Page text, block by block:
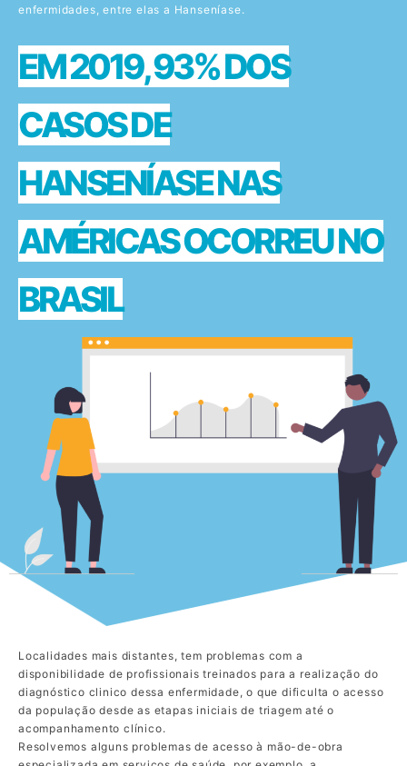
enfermidades, entre elas a Hanseníase.
EM 2019, 93% DOS
CASOS DE
HANSENÍASENAS
AMÉRICAS OCORREU NO
BRASIL
Localidades mais distantes, tem problemas com a
disponibilidade de profissionais treinados para a realização do
diagnóstico clinico dessa enfermidade, o que dificulta o acesso
da população desde as etapas iniciais de triagem até o
acompanhamento clínico.
Resolvemos alguns problemas de acesso à mão-de-obra